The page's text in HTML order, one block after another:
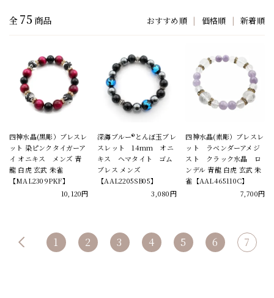
全 75 商品 おすすめ順 | 価格順 | 新着順
四神水晶(黒彫）ブレスレ
ット 染ピンクタイガーア
イ オニキス メンズ 青
龍 白虎 玄武 朱雀
【MAL2309PKF】
10,120円
深海ブルー®とんぼ玉ブレ
スレット 14mm オニ
キス ヘマタイト ゴム
ブレス メンズ
【AAL2205SB05】
3,080円
四神水晶(素彫）ブレスレ
ット ラベンダーアメジ
スト クラック水晶 ロ
ンデル 青龍 白虎 玄武 朱
雀【AAL465110C】
7,700円
1 2 3 4 5 6 7